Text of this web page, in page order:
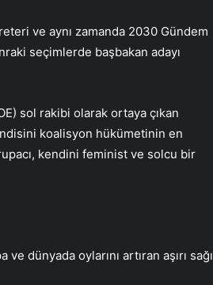
ve aynı zamanda 2030 Gündem
seçimlerde başbakan adayı
sol rakibi olarak ortaya çıkan
koalisyon hükümetinin en
kendini feminist ve solcu bir
dünyada oylarını artıran aşırı sağı